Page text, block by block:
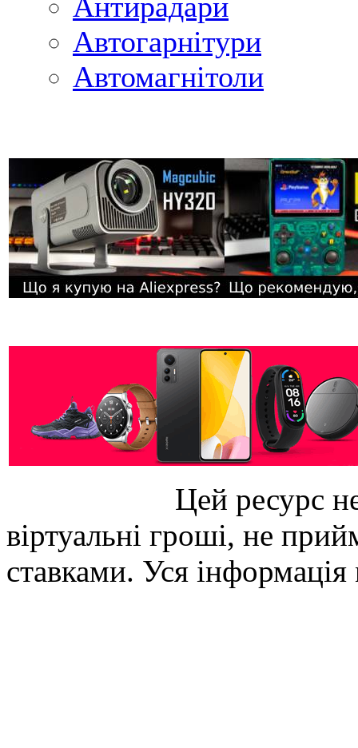
Автогарнітури
Автомагнітоли
Цей ресурс
віртуальні гроші, не
ставками. Уся